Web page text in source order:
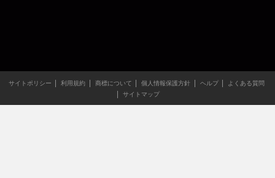
サイトポリシー 利用規約 商標について 個人情報保護方針 ヘルプ
よくある質問
サイトマップ